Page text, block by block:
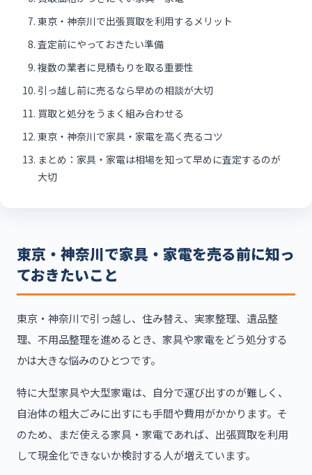
東京・神奈川で出張買取を利用するメリット
査定前にやっておきたい準備
複数の業者に見積もりを取る重要性
引っ越し前に売るなら早めの相談が大切
買取と処分をうまく組み合わせる
東京・神奈川で家具・家電を高く売るコツ
まとめ：家具・家電は相場を知って早めに査定するのが
大切
東京・神奈川で家具・家電を売る前に知っ
ておきたいこと
東京・神奈川で引っ越し、住み替え、実家整理、遺品整
理、不用品整理を進めるとき、家具や家電をどう処分する
かは大きな悩みのひとつです。
特に大型家具や大型家電は、自分で運び出すのが難しく、
自治体の粗大ごみに出すにも手間や費用がかかります。そ
のため、まだ使える家具・家電であれば、出張買取を利用
して現金化できないか検討する人が増えています。